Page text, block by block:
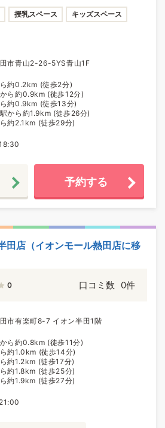
授乳スペース キッズスペース
市青山2-26-5YS青山1F
約0.2km (徒歩2分)
ら約0.9km (徒歩12分)
約0.9km (徒歩13分)
から約1.9km (徒歩26分)
約2.1km (徒歩29分)
予約する
田店（イオンモール熱田店に移
0 口コミ数 0件
市有楽町8-7 イオン半田1階
ら約0.8km (徒歩11分)
約1.0km (徒歩14分)
約1.2km (徒歩17分)
約1.8km (徒歩25分)
約1.9km (徒歩27分)